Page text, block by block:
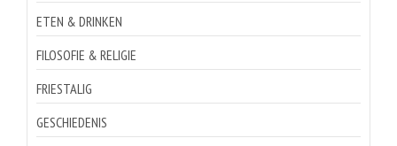
ETEN & DRINKEN
FILOSOFIE & RELIGIE
FRIESTALIG
GESCHIEDENIS